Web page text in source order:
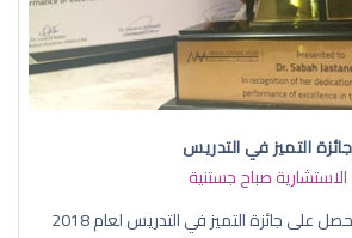
جائزة التميز في التدريس
الاستشارية صباح جستنية
على جائزة التميز في التدريس لعام 2018